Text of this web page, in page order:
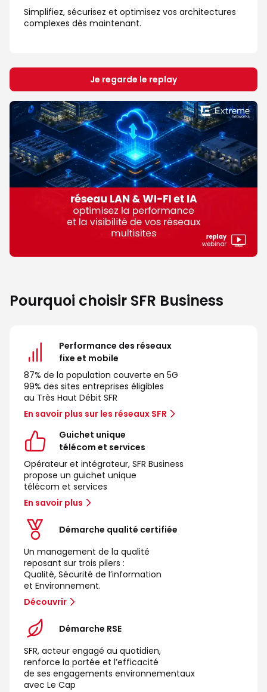
Simplifiez, sécurisez et optimisez vos architectures
complexes dès maintenant.
Je regarde le replay
Pourquoi choisir SFR Business
Performance des réseaux
fixe et mobile
87% de la population couverte en 5G
99% des sites entreprises éligibles
au Très Haut Débit SFR
En savoir plus sur les réseaux SFR
Guichet unique
télécom et services
Opérateur et intégrateur, SFR Business
propose un guichet unique
télécom et services
En savoir plus
Démarche qualité certifiée
Un management de la qualité
reposant sur trois pilers :
Qualité, Sécurité de l’information
et Environnement.
Découvrir
Démarche RSE
SFR, acteur engagé au quotidien,
renforce la portée et l’efficacité
de ses engagements environnementaux
avec Le Cap